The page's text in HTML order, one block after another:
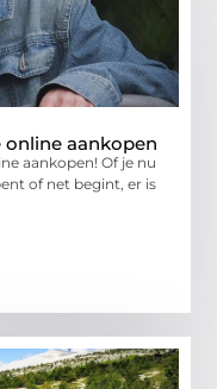
online aankopen
aankopen! Of je nu
of net begint, er is